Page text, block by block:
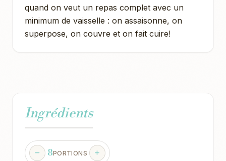
quand on veut un repas complet avec un
minimum de vaisselle : on assaisonne, on
superpose, on couvre et on fait cuire!
Ingrédients
8PORTIONS